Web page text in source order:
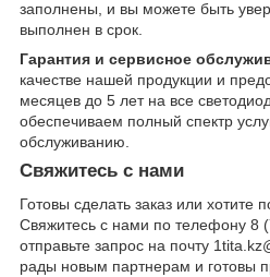
заполнены, и вы можете быть
выполнен в срок.
Гарантия и сервисное
качестве нашей продукции и
месяцев до 5 лет на все
обеспечиваем полный спектр
обслуживанию.
Свяжитесь с нами
Готовы сделать заказ или хотите
Свяжитесь с нами по телефону 8
отправьте запрос на почту
рады новым партнерам и готовы